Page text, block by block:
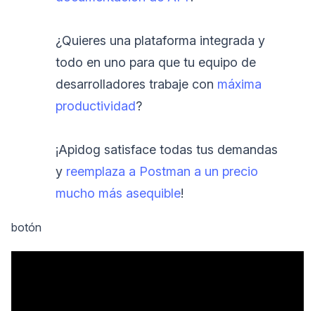
¿Quieres una plataforma integrada y
todo en uno para que tu equipo de
desarrolladores trabaje con máxima
productividad?
¡Apidog satisface todas tus demandas
y reemplaza a Postman a un precio
mucho más asequible!
botón